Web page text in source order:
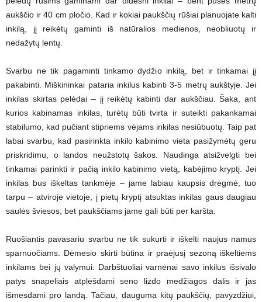
aukščio ir 40 cm pločio. Kad ir kokiai paukščių rūšiai planuojate kalti
inkilą, jį reikėtų gaminti iš natūralios medienos, neobliuotų ir
nedažytų lentų.
Svarbu ne tik pagaminti tinkamo dydžio inkilą, bet ir tinkamai jį
pakabinti. Miškininkai pataria inkilus kabinti 3-5 metrų aukštyje. Jei
inkilas skirtas pelėdai – jį reikėtų kabinti dar aukščiau. Šaka, ant
kurios kabinamas inkilas, turėtų būti tvirta ir suteikti pakankamai
stabilumo, kad pučiant stipriems vėjams inkilas nesiūbuotų. Taip pat
labai svarbu, kad pasirinkta inkilo kabinimo vieta pasižymėtų geru
priskridimu, o landos neužstotų šakos. Naudinga atsižvelgti bei
tinkamai parinkti ir pačią inkilo kabinimo vietą, kabėjimo kryptį. Jei
inkilas bus iškeltas tankmėje – jame labiau kaupsis drėgmė, tuo
tarpu – atviroje vietoje, į pietų kryptį atsuktas inkilas gaus daugiau
saulės šviesos, bet paukščiams jame gali būti per karšta.
Ruošiantis pavasariu svarbu ne tik sukurti ir iškelti naujus namus
sparnuočiams. Dėmesio skirti būtina ir praėjusį sezoną iškeltiems
inkilams bei jų valymui. Darbštuoliai varnėnai savo inkilus išsivalo
patys snapeliais atplėšdami seno lizdo medžiagos dalis ir jas
išmesdami pro landą. Tačiau, dauguma kitų paukščių, pavyzdžiui,